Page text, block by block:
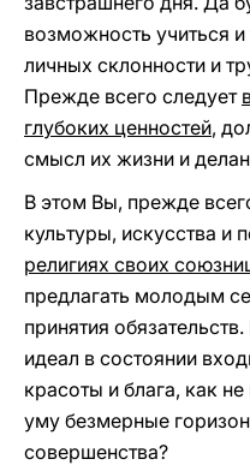
возможность учиться
личных склонности и
Прежде всего следует
глубоких ценностей,
смысл их жизни и
В этом Вы, прежде
культуры, искусства и
религиях своих
предлагать молодым
принятия
идеал в состоянии
красоты и блага, как
уму безмерные
совершенства?